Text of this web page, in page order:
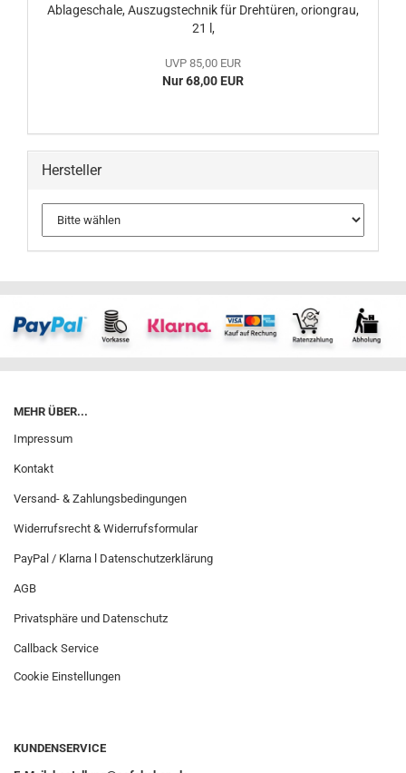
Ablageschale, Auszugstechnik für Drehtüren, oriongrau,
21 l,
UVP 85,00 EUR
Nur 68,00 EUR
Hersteller
MEHR ÜBER...
Impressum
Kontakt
Versand- & Zahlungsbedingungen
Widerrufsrecht & Widerrufsformular
PayPal / Klarna l Datenschutzerklärung
AGB
Privatsphäre und Datenschutz
Callback Service
Cookie Einstellungen
KUNDENSERVICE